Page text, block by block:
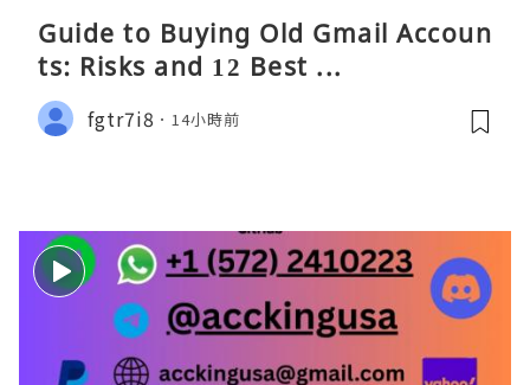
Guide to Buying Old Gmail Accoun
ts: Risks and 12 Best ...
fgtr7i8 14小時前